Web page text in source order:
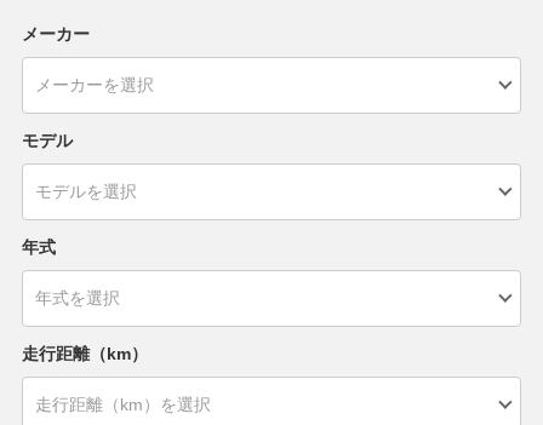
メーカー
モデル
年式
走行距離（km）